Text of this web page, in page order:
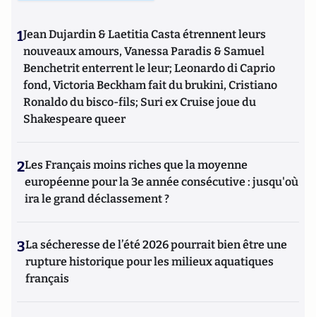
1Jean Dujardin & Laetitia Casta étrennent leurs
nouveaux amours, Vanessa Paradis & Samuel
Benchetrit enterrent le leur; Leonardo di Caprio
fond, Victoria Beckham fait du brukini, Cristiano
Ronaldo du bisco-fils; Suri ex Cruise joue du
Shakespeare queer
2Les Français moins riches que la moyenne
européenne pour la 3e année consécutive : jusqu'où
ira le grand déclassement ?
3La sécheresse de l’été 2026 pourrait bien être une
rupture historique pour les milieux aquatiques
français